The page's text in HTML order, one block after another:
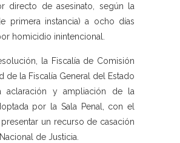
directo de asesinato, según la
primera instancia) a ocho días
homicidio inintencional.
la Fiscalía de Comisión
de la Fiscalía General del Estado
aclaración y ampliación de la
por la Sala Penal, con el
un recurso de casación
de Justicia.